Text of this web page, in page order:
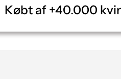
Købt af +40.000